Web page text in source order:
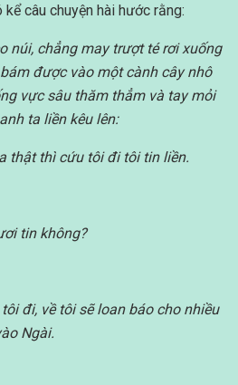
câu chuyện hài hước rằng:
núi, chẳng may trượt té rơi xuống
được vào một cành cây nhô
vực sâu thăm thẳm và tay mỏi
ta liền kêu lên:
thật thì cứu tôi đi tôi tin liền.
tin không?
đi, về tôi sẽ loan báo cho nhiều
Ngài.